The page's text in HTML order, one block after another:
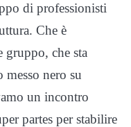
di professionisti
Che è
gruppo, che sta
nero su
un incontro
partes per stabilire